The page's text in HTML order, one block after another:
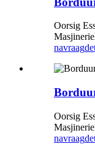
Oorsig
navraag
Oorsig
navraag